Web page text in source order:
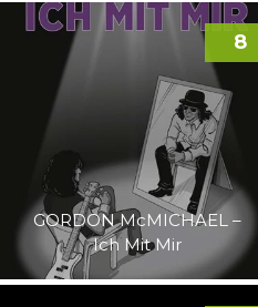
GORDON McMICHAEL –
Ich Mit Mir
8